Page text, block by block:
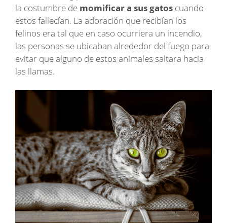
la costumbre de momificar a sus gatos cuando
estos fallecían. La adoración que recibían los
felinos era tal que en caso ocurriera un incendio,
las personas se ubicaban alrededor del fuego para
evitar que alguno de estos animales saltara hacia
las llamas.